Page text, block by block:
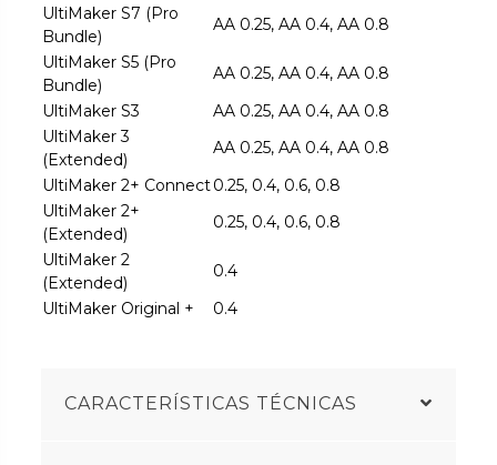
UltiMaker S7 (Pro
Bundle)
AA 0.25, AA 0.4, AA 0.8
UltiMaker S5 (Pro
Bundle)
AA 0.25, AA 0.4, AA 0.8
UltiMaker S3
AA 0.25, AA 0.4, AA 0.8
UltiMaker 3
(Extended)
AA 0.25, AA 0.4, AA 0.8
UltiMaker 2+ Connect0.25, 0.4, 0.6, 0.8
UltiMaker 2+
(Extended)
0.25, 0.4, 0.6, 0.8
UltiMaker 2
(Extended)
0.4
UltiMaker Original +
0.4
CARACTERÍSTICAS TÉCNICAS